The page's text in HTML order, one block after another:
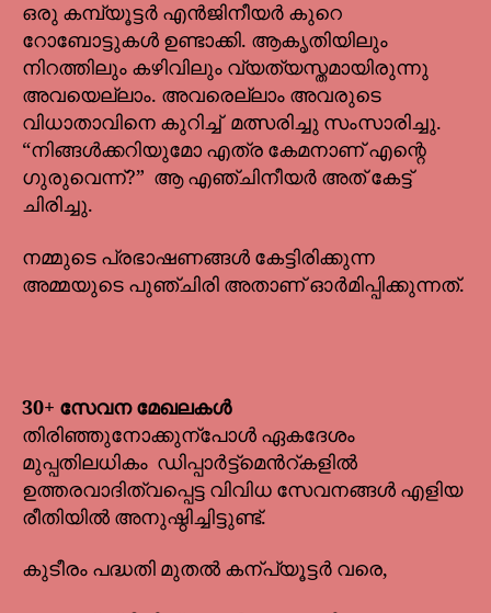
ഒരു കമ്പ്യൂട്ടർ എൻജിനീയർ കുറെ
റോബോട്ടുകൾ ഉണ്ടാക്കി. ആകൃതിയിലും
നിറത്തിലും കഴിവിലും വ്യത്യസ്തമായിരുന്നു
അവയെല്ലാം. അവരെല്ലാം അവരുടെ
വിധാതാവിനെ കുറിച്ച് മത്സരിച്ചു സംസാരിച്ചു.
“നിങ്ങൾക്കറിയുമോ എത്ര കേമനാണ് എന്റെ
ഗുരുവെന്ന്?” ആ എഞ്ചിനീയർ അത് കേട്ട്
ചിരിച്ചു.
നമ്മുടെ പ്രഭാഷണങ്ങൾ കേട്ടിരിക്കുന്ന
അമ്മയുടെ പുഞ്ചിരി അതാണ് ഓർമിപ്പിക്കുന്നത്.
30+ സേവന മേഖലകൾ
തിരിഞ്ഞുനോക്കുന്പോൾ ഏകദേശം
മുപ്പതിലധികം ഡിപ്പാർട്ട്മെൻറ്കളിൽ
ഉത്തരവാദിത്വപ്പെട്ട വിവിധ സേവനങ്ങൾ എളിയ
രീതിയിൽ അനുഷ്ഠിച്ചിട്ടുണ്ട്.
കുടീരം പദ്ധതി മുതൽ കന്പ്യൂട്ടർ വരെ,